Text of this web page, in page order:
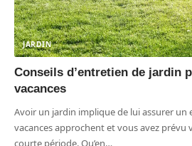
JARDIN
Conseils d’entretien de jardin
vacances
Avoir un jardin implique de lui assurer un
vacances approchent et vous avez prévu
courte période. Qu’en…